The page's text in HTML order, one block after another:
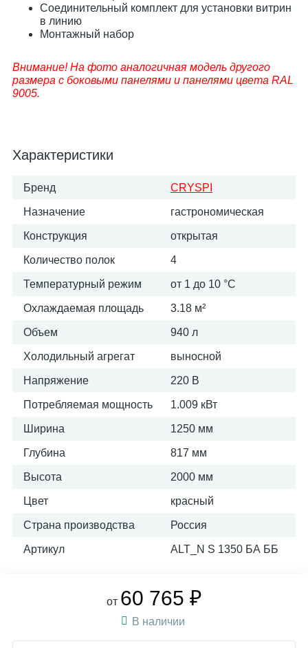
Соединительный комплект для установки витрин
в линию
Монтажный набор
Внимание! На фото аналогичная модель другого
размера c боковыми панелями и панелями цвета RAL
9005.
Характеристики
Бренд CRYSPI
Назначение гастрономическая
Конструкция открытая
Количество полок 4
Температурный режим от 1 до 10 °C
Охлаждаемая площадь 3.18 м²
Объем 940 л
Холодильный агрегат выносной
Напряжение 220 В
Потребляемая мощность 1.009 кВт
Ширина 1250 мм
Глубина 817 мм
Высота 2000 мм
Цвет красный
Страна производства Россия
Артикул ALT_N S 1350 БА ББ
от 60 765 ₽
В наличии